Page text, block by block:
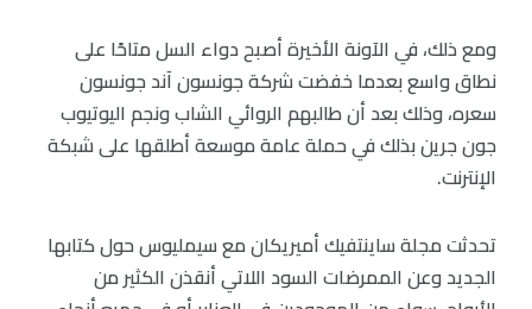
ومع ذلك، في الآونة الأخيرة أصبح دواء السل متاحًا على
نطاق واسع بعدما خفضت شركة جونسون آند جونسون
سعره، وذلك بعد أن طالبهم الروائي الشاب ونجم اليوتيوب
جون جرين بذلك في حملة عامة موسعة أطلقها على شبكة
الإنترنت.
تحدثت مجلة ساينتفيك أميريكان مع سيمليوس حول كتابها
الجديد وعن الممرضات السود اللاتي أنقذن الكثير من